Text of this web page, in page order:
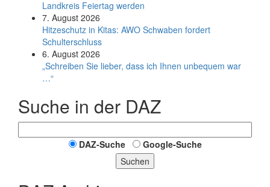
Land­kreis Feier­tag werden
7. August 2026
Hitzeschutz in Kitas: AWO Schwaben fordert
Schulterschluss
6. August 2026
„Schreiben Sie lieber, dass ich Ihnen unbequem war
…“
Suche in der DAZ
DAZ-Suche
Google-Suche
Suchen